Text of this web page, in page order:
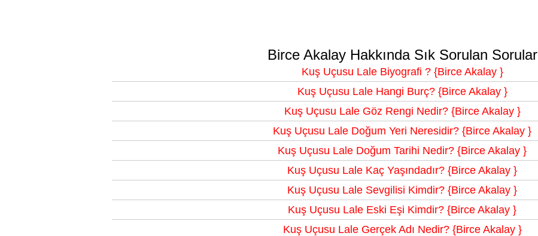
Birce Akalay Hakkında Sık Sorulan Sorular
Kuş Uçusu Lale Biyografi ? {Birce Akalay }
Kuş Uçusu Lale Hangi Burç? {Birce Akalay }
Kuş Uçusu Lale Göz Rengi Nedir? {Birce Akalay }
Kuş Uçusu Lale Doğum Yeri Neresidir? {Birce Akalay }
Kuş Uçusu Lale Doğum Tarihi Nedir? {Birce Akalay }
Kuş Uçusu Lale Kaç Yaşındadır? {Birce Akalay }
Kuş Uçusu Lale Sevgilisi Kimdir? {Birce Akalay }
Kuş Uçusu Lale Eski Eşi Kimdir? {Birce Akalay }
Kuş Uçusu Lale Gerçek Adı Nedir? {Birce Akalay }